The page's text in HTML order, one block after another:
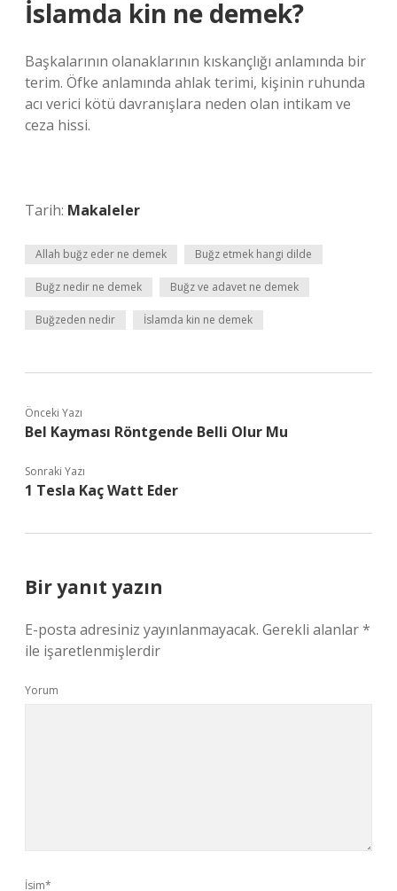
İslamda kin ne demek?
Başkalarının olanaklarının kıskançlığı anlamında bir
terim. Öfke anlamında ahlak terimi, kişinin ruhunda
acı verici kötü davranışlara neden olan intikam ve
ceza hissi.
Tarih: Makaleler
Allah buğz eder ne demek Buğz etmek hangi dilde
Buğz nedir ne demek Buğz ve adavet ne demek
Buğzeden nedir İslamda kin ne demek
Önceki Yazı
Bel Kayması Röntgende Belli Olur Mu
Sonraki Yazı
1 Tesla Kaç Watt Eder
Bir yanıt yazın
E-posta adresiniz yayınlanmayacak. Gerekli alanlar*
ile işaretlenmişlerdir
Yorum
İsim*